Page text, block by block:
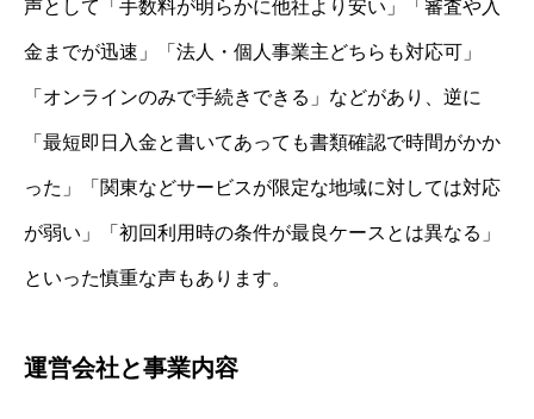
声として「手数料が明らかに他社より安い」「審査や入
金までが迅速」「法人・個人事業主どちらも対応可」
「オンラインのみで手続きできる」などがあり、逆に
「最短即日入金と書いてあっても書類確認で時間がかか
った」「関東などサービスが限定な地域に対しては対応
が弱い」「初回利用時の条件が最良ケースとは異なる」
といった慎重な声もあります。
運営会社と事業内容